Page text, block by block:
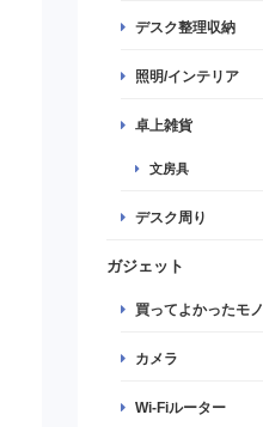
デスク整理収納
照明/インテリア
卓上雑貨
文房具
デスク周り
ガジェット
買ってよかったモノ
カメラ
Wi-Fiルーター